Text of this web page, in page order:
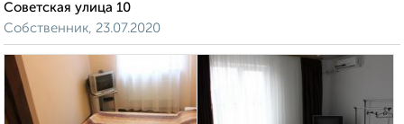
Советская улица 10
Собственник, 23.07.2020